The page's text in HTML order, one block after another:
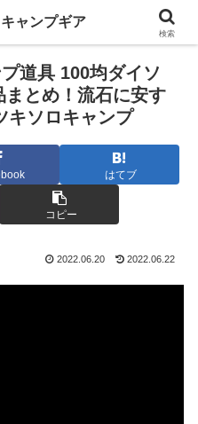
道具 100均ダイソ
とめ！流石に安す
キソロキャンプ
はてブ
コピー
2022.06.20 2022.06.22
ャンプギア
検索